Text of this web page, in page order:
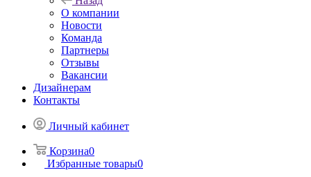
О компании
Новости
Команда
Партнеры
Отзывы
Вакансии
Дизайнерам
Контакты
Личный кабинет
Корзина0
Избранные товары0